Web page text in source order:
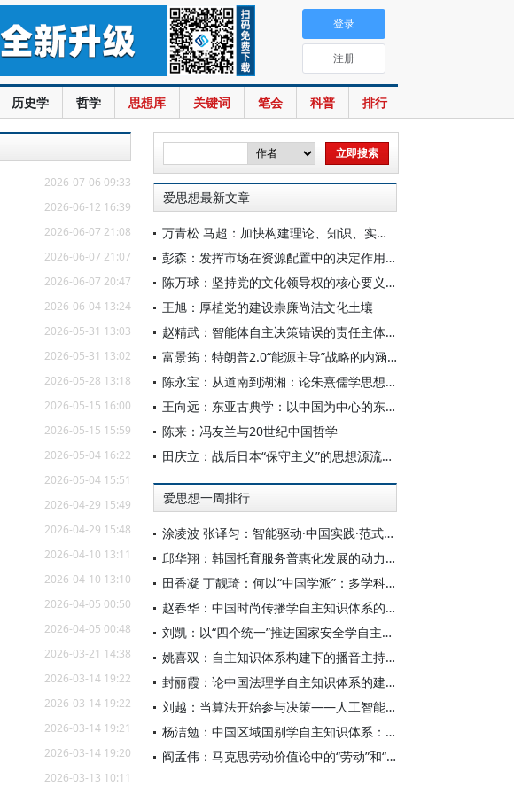
历史学 哲学 思想库 关键词 笔会 科普 排行
登录
注册
2026-07-06 09:33
2026-06-12 16:39
2026-06-07 21:08
2026-06-07 21:07
2026-06-07 20:47
2026-06-04 13:24
2026-05-31 13:03
2026-05-31 13:02
2026-05-28 13:18
2026-05-15 16:00
2026-05-15 15:59
2026-05-04 16:22
2026-05-04 15:51
2026-04-29 15:49
2026-04-29 15:48
2026-04-10 13:11
2026-04-10 13:10
2026-04-05 00:50
2026-04-05 00:48
2026-03-21 14:38
2026-03-14 19:22
2026-03-14 19:22
2026-03-14 19:21
2026-03-14 19:20
2026-03-13 10:11
爱思想最新文章
万青松 马超：加快构建理论、知识、实践一体发展的区域国别自主知识体系
彭森：发挥市场在资源配置中的决定作用是中国改革的最基本经验
陈万球：坚持党的文化领导权的核心要义、历史必然性和科学方法
王旭：厚植党的建设崇廉尚洁文化土壤
赵精武：智能体自主决策错误的责任主体与边界
富景筠：特朗普2.0“能源主导”战略的内涵、举措与影响
陈永宝：从道南到湖湘：论朱熹儒学思想的演变
王向远：东亚古典学：以中国为中心的东亚学术文化共同体之建构
陈来：冯友兰与20世纪中国哲学
田庆立：战后日本“保守主义”的思想源流及核心价值探析
爱思想一周排行
涂凌波 张译匀：智能驱动·中国实践·范式创新：“构建中国新闻传播学自主知识体系”专题研讨会综述
邱华翔：韩国托育服务普惠化发展的动力机制、制度路径与政策效应
田香凝 丁靓琦：何以“中国学派”：多学科视野下中国特色新闻传播学建设的研究
赵春华：中国时尚传播学自主知识体系的内在逻辑与实践路径
刘凯：以“四个统一”推进国家安全学自主知识体系构建
姚喜双：自主知识体系构建下的播音主持高等专业教育研究
封丽霞：论中国法理学自主知识体系的建构
刘越：当算法开始参与决策——人工智能重塑全球治理的底层逻辑
杨洁勉：中国区域国别学自主知识体系：本原、借鉴和建构
阎孟伟：马克思劳动价值论中的“劳动”和“价值”概念